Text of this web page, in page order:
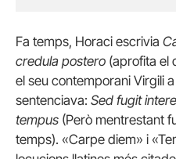
Fa temps, Horaci escrivia
credula postero (aprofita el
el seu contemporani Virgili
sentenciava: Sed fugit
tempus (Però mentrestant
temps). «Carpe diem» i